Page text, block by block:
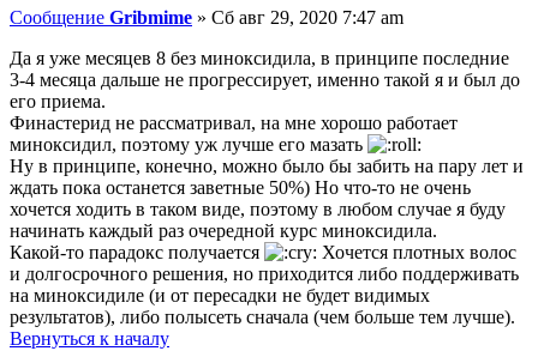
Сообщение Gribmime » Сб авг 29, 2020 7:47 am
Да я уже месяцев 8 без миноксидила, в принципе последние
3-4 месяца дальше не прогрессирует, именно такой я и был до
его приема.
Финастерид не рассматривал, на мне хорошо работает
миноксидил, поэтому уж лучше его мазать
Ну в принципе, конечно, можно было бы забить на пару лет и
ждать пока останется заветные 50%) Но что-то не очень
хочется ходить в таком виде, поэтому в любом случае я буду
начинать каждый раз очередной курс миноксидила.
Какой-то парадокс получается
Хочется плотных волос
и долгосрочного решения, но приходится либо поддерживать
на миноксидиле (и от пересадки не будет видимых
результатов), либо полысеть сначала (чем больше тем лучше).
Вернуться к началу